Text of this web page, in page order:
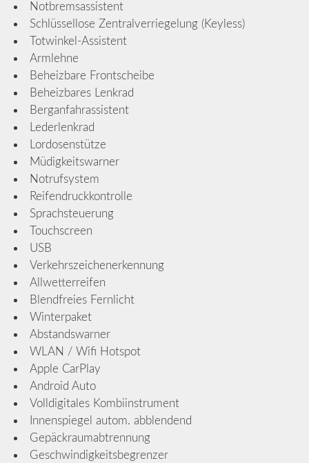
Notbremsassistent
Schlüssellose Zentralverriegelung (Keyless)
Totwinkel-Assistent
Armlehne
Beheizbare Frontscheibe
Beheizbares Lenkrad
Berganfahrassistent
Lederlenkrad
Lordosenstütze
Müdigkeitswarner
Notrufsystem
Reifendruckkontrolle
Sprachsteuerung
Touchscreen
USB
Verkehrszeichenerkennung
Allwetterreifen
Blendfreies Fernlicht
Winterpaket
Abstandswarner
WLAN / Wifi Hotspot
Apple CarPlay
Android Auto
Volldigitales Kombiinstrument
Innenspiegel autom. abblendend
Gepäckraumabtrennung
Geschwindigkeitsbegrenzer